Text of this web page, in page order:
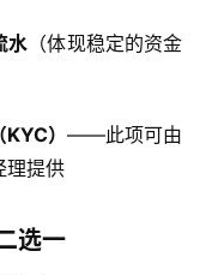
水 （体现稳定的资金
） ——此项可由
理提供
选一